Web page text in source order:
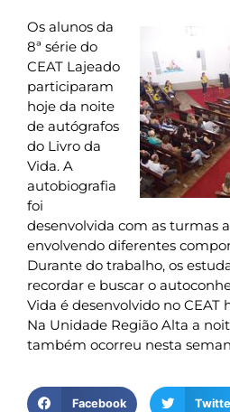
Os alunos da
8ª série do
CEAT Lajeado
participaram
hoje da noite
de autógrafos
do Livro da
Vida. A
autobiografia
foi
desenvolvida com as turmas
envolvendo diferentes
Durante do trabalho, os
recordar e buscar o
Vida é desenvolvido no CEAT
Na Unidade Região Alta a
também ocorreu nesta
Facebook